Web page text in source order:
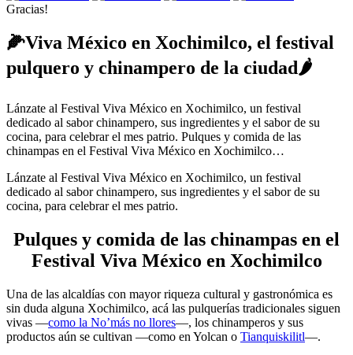
Gracias!
🌽Viva México en Xochimilco, el festival
pulquero y chinampero de la ciudad🌶
Lánzate al Festival Viva México en Xochimilco, un festival
dedicado al sabor chinampero, sus ingredientes y el sabor de su
cocina, para celebrar el mes patrio. Pulques y comida de las
chinampas en el Festival Viva México en Xochimilco…
Lánzate al Festival Viva México en Xochimilco, un festival
dedicado al sabor chinampero, sus ingredientes y el sabor de su
cocina, para celebrar el mes patrio.
Pulques y comida de las chinampas en el
Festival Viva México en Xochimilco
Una de las alcaldías con mayor riqueza cultural y gastronómica es
sin duda alguna Xochimilco, acá las pulquerías tradicionales siguen
vivas —como la No’más no llores—, los chinamperos y sus
productos aún se cultivan —como en Yolcan o Tianquiskilitl—.